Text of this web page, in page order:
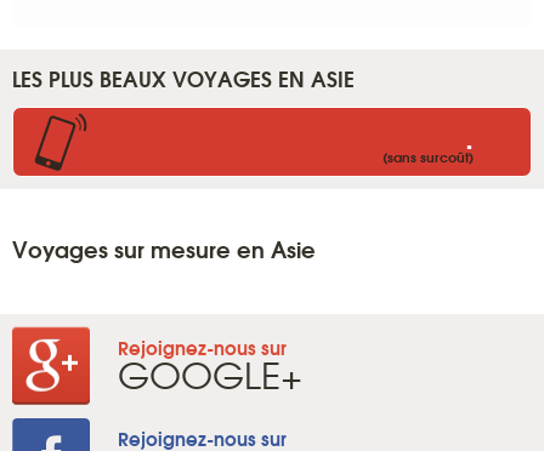
LES PLUS BEAUX VOYAGES EN ASIE
.
(sans surcoût)
Voyages sur mesure en Asie
Rejoignez-nous sur
GOOGLE+
Rejoignez-nous sur